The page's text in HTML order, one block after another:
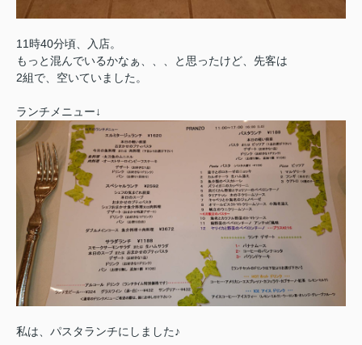
11時40分頃、入店。
もっと混んでいるかなぁ、、、と思ったけど、先客は
2組で、空いていました。
ランチメニュー↓
私は、パスタランチにしました♪